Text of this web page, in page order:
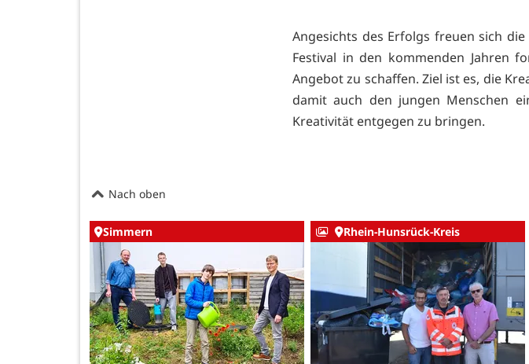
Angesichts des Erfolgs freuen sich
Festival in den kommenden Jahren
Angebot zu schaffen. Ziel ist es, die
damit auch den jungen Menschen
Kreativität entgegen zu bringen.
Nach oben
Simmern Rhein-Hunsrück-Kreis